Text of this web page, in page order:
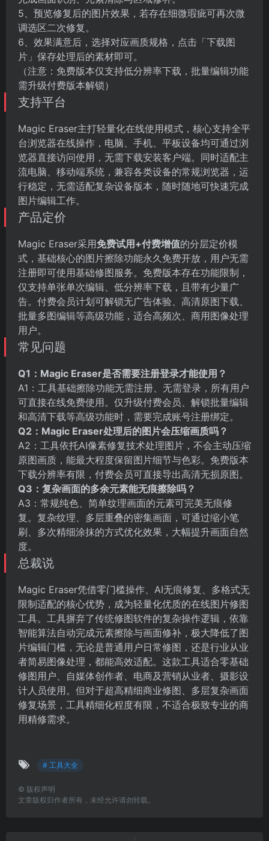
5、预览修复后的图片效果，若存在细微瑕疵可再次微
调选区二次修复。
6、效果满意后，选择对应画质规格，点击「下载图
片」保存处理后的素材即可。
（注意：免费版本仅支持低分辨率下载，批量编辑功能
需升级付费版本解锁）
支持平台
Magic Eraser主打轻量化在线使用模式，核心支持全平
台浏览器在线操作，电脑、手机、平板设备均可通过浏
览器直接访问使用，无需下载安装客户端。同时适配主
流电脑、移动端系统，兼容各类设备的常规浏览器，运
行稳定，无需适配复杂设备版本，随时随地可快速完成
图片编辑工作。
产品定价
Magic Eraser采用免费试用+付费增值的分层定价模
式，基础核心的图片擦除功能永久免费开放，用户无需
注册即可使用基础修图服务。免费版本存在功能限制，
仅支持单张单次编辑、低分辨率下载，且带有少量广
告。付费会员计划可解锁无广告体验、高清原图下载、
批量多图编辑等高级功能，适合高频次、商用图像处理
用户。
常见问题
Q1：Magic Eraser是否需要注册登录才能使用？
A1：工具基础擦除功能无需注册、无需登录，所有用户
可直接在线免费使用。仅升级付费会员、解锁批量编辑
和高清下载等高级功能时，需要完成账号注册绑定。
Q2：Magic Eraser处理后的图片会压缩画质吗？
A2：工具依托AI像素修复技术处理图片，不会主动压缩
原图画质，能最大程度保留图片细节与色彩。免费版本
下载分辨率有限，付费会员可直接导出高清无损原图。
Q3：复杂画面的多余元素能无痕擦除吗？
A3：常规纯色、简单纹理画面的元素可完美无痕修
复。复杂纹理、多层重叠的密集画面，可通过缩小笔
刷、多次精细涂抹的方式优化效果，大幅提升画面自然
度。
总裁说
Magic Eraser凭借零门槛操作、AI无痕修复、多格式无
限制适配的核心优势，成为轻量化优质的在线图片修图
工具。工具摒弃了传统修图软件的复杂操作逻辑，依靠
智能算法自动完成元素擦除与画面修补，极大降低了图
片编辑门槛，无论是普通用户日常修图，还是行业从业
者简易图像处理，都能高效适配。这款工具适合零基础
修图用户、自媒体创作者、电商及营销从业者、摄影设
计人员使用。但对于超高精细商业修图、多层复杂画面
修复场景，工具精细化程度有限，不适合极致专业的商
用精修需求。
# 工具大全
© 版权声明
文章版权归作者所有，未经允许请勿转载。